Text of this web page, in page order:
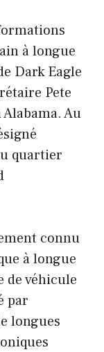
à longue
Dark Eagle
Pete
Au
quartier
connu
à longue
de véhicule
par
longues